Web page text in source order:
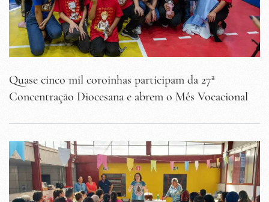
Quase cinco mil coroinhas participam da 27ª
Concentração Diocesana e abrem o Mês Vocacional